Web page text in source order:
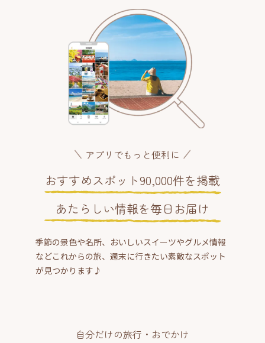
アプリでもっと便利に
おすすめスポット90,000件を掲載
あたらしい情報を毎日お届け
季節の景色や名所、おいしいスイーツやグルメ情報
などこれからの旅、週末に行きたい素敵なスポット
が見つかります♪
自分だけの旅行・おでかけ